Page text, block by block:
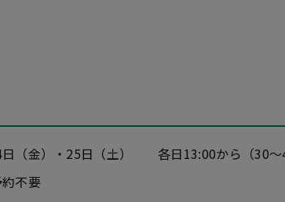
日（金）・25日（土） 各日13:00から（30～
不要